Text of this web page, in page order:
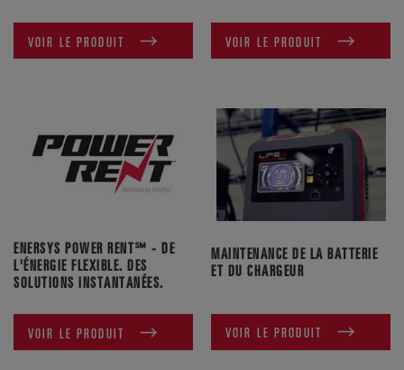
VOIR LE PRODUIT VOIR LE PRODUIT
ENERSYS POWER RENT℠ - DE
L'ÉNERGIE FLEXIBLE. DES
SOLUTIONS INSTANTANÉES.
VOIR LE PRODUIT
MAINTENANCE DE LA BATTERIE
ET DU CHARGEUR
VOIR LE PRODUIT